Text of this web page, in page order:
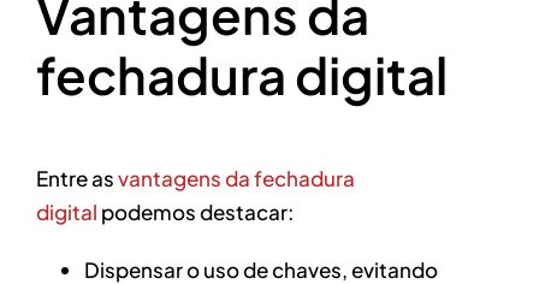
Vantagens da
fechadura digital
Entre asvantagens da fechadura
digital podemos destacar:
Dispensar o uso de chaves, evitando